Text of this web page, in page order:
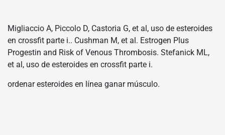
Migliaccio A, Piccolo D, Castoria G, et al, uso de esteroides
en crossfit parte i.. Cushman M, et al. Estrogen Plus
Progestin and Risk of Venous Thrombosis. Stefanick ML,
et al, uso de esteroides en crossfit parte i.
ordenar esteroides en línea ganar músculo.